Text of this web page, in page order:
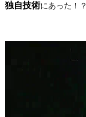
独自技術にあった！？